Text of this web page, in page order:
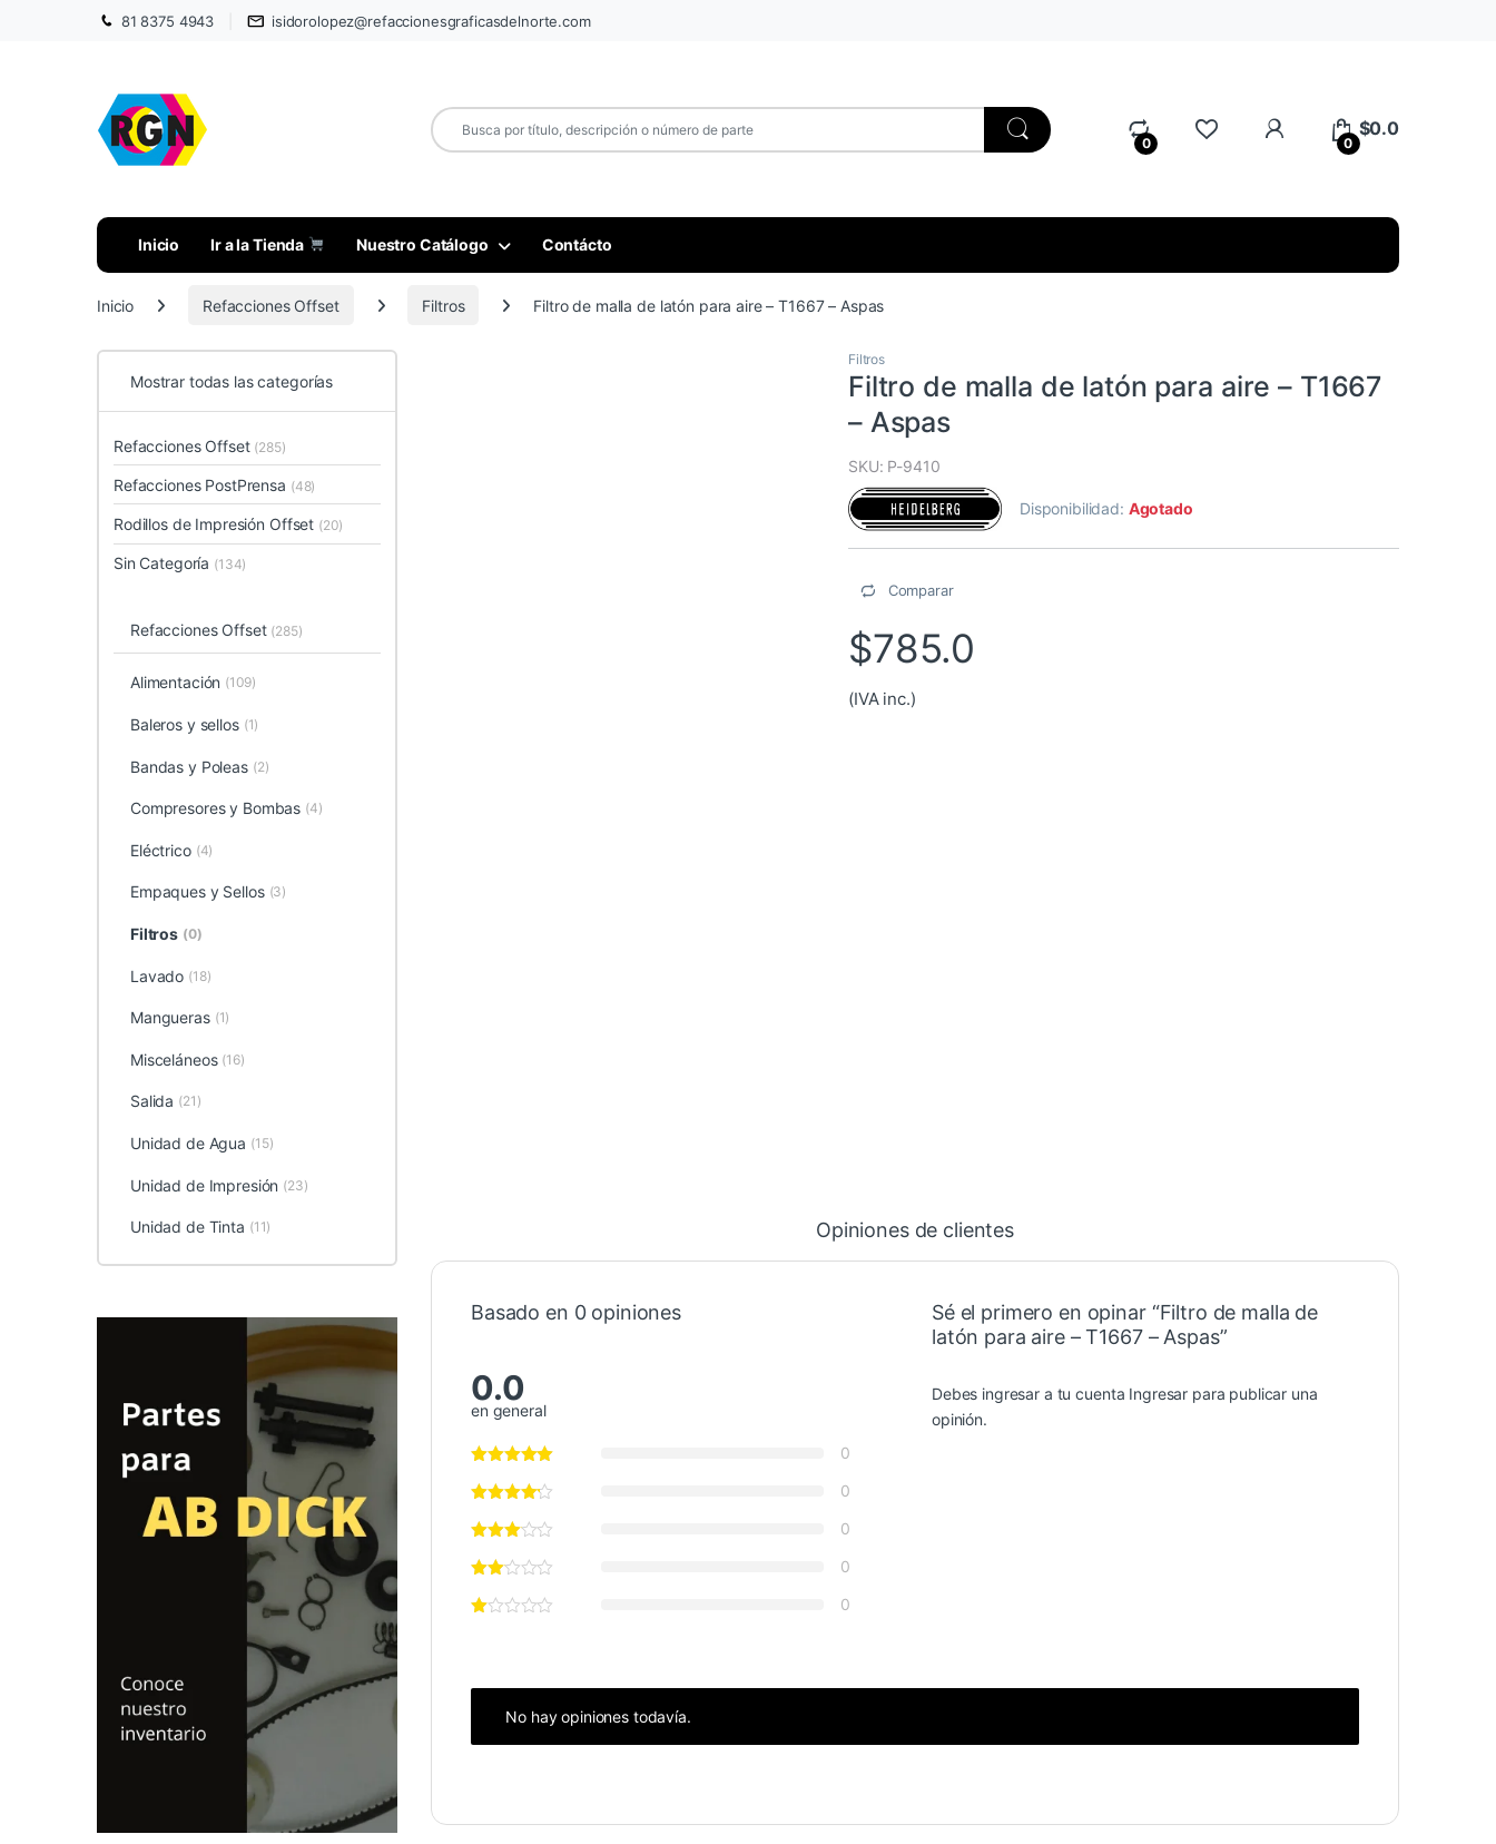
81 8375 4943 isidorolopez@refaccionesgraficasdelnorte.com
0
My Account
0
$0.0
Inicio Ir a la Tienda Nuestro Catálogo Contácto
Inicio Refacciones Offset Filtros Filtro de malla de latón para aire – T1667 – Aspas
Filtros
Filtro de malla de latón para aire – T1667
– Aspas
SKU: P-9410
Disponibilidad: Agotado
Comparar
$785.0
(IVA inc.)
Opiniones de clientes
Basado en 0 opiniones
0.0
en general
0
0
0
0
0
Sé el primero en opinar “Filtro de malla de
latón para aire – T1667 – Aspas”
Debes ingresar a tu cuenta Ingresar para publicar una
opinión.
No hay opiniones todavía.
Mostrar todas las categorías
Refacciones Offset (285)
Refacciones PostPrensa (48)
Rodillos de Impresión Offset (20)
Sin Categoría (134)
Refacciones Offset (285)
Alimentación (109)
Baleros y sellos (1)
Bandas y Poleas (2)
Compresores y Bombas (4)
Eléctrico (4)
Empaques y Sellos (3)
Filtros (0)
Lavado (18)
Mangueras (1)
Misceláneos (16)
Salida (21)
Unidad de Agua (15)
Unidad de Impresión (23)
Unidad de Tinta (11)